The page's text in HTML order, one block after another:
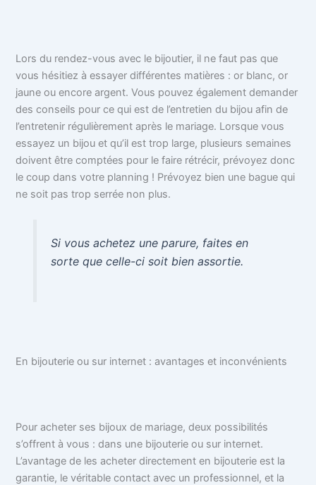
Lors du rendez-vous avec le bijoutier, il ne faut pas que
vous hésitiez à essayer différentes matières : or blanc, or
jaune ou encore argent. Vous pouvez également demander
des conseils pour ce qui est de l’entretien du bijou afin de
l’entretenir régulièrement après le mariage. Lorsque vous
essayez un bijou et qu’il est trop large, plusieurs semaines
doivent être comptées pour le faire rétrécir, prévoyez donc
le coup dans votre planning ! Prévoyez bien une bague qui
ne soit pas trop serrée non plus.
Si vous achetez une parure, faites en
sorte que celle-ci soit bien assortie.
En bijouterie ou sur internet : avantages et inconvénients
Pour acheter ses bijoux de mariage, deux possibilités
s’offrent à vous : dans une bijouterie ou sur internet.
L’avantage de les acheter directement en bijouterie est la
garantie, le véritable contact avec un professionnel, et la